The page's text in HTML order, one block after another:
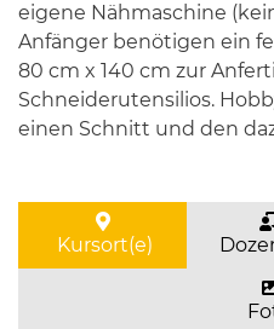
eigene Nähmaschine
Anfänger benötigen ein
80 cm x 140 cm zur
Schneiderutensilios.
einen Schnitt und den
Kursort(e)